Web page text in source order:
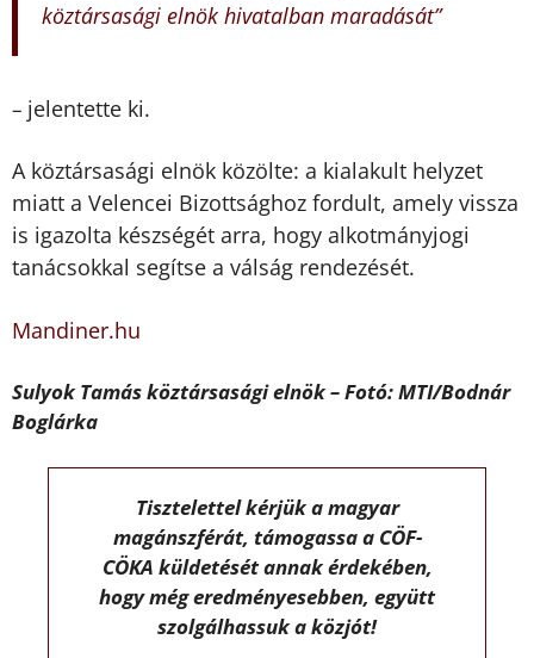
köztársasági elnök hivatalban maradását”
– jelentette ki.
A köztársasági elnök közölte: a kialakult helyzet
miatt a Velencei Bizottsághoz fordult, amely vissza
is igazolta készségét arra, hogy alkotmányjogi
tanácsokkal segítse a válság rendezését.
Mandiner.hu
Sulyok Tamás köztársasági elnök – Fotó: MTI/Bodnár
Boglárka
Tisztelettel kérjük a magyar
magánszférát, támogassa a CÖF-
CÖKA küldetését annak érdekében,
hogy még eredményesebben, együtt
szolgálhassuk a közjót!